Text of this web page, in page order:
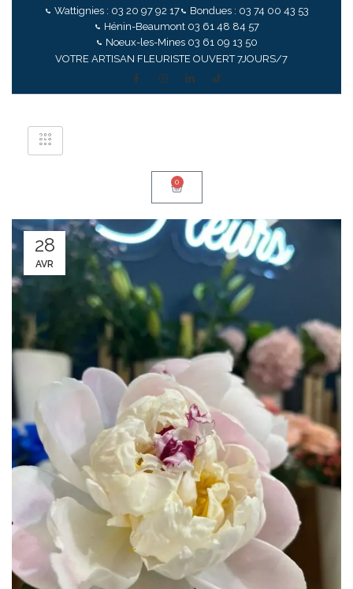
Wattignies : 03 20 97 92 17
Bondues : 03 74 00 43 53
Hénin-Beaumont 03 61 48 84 57
Noeux-les-Mines 03 61 09 13 50
VOTRE ARTISAN FLEURISTE OUVERT 7JOURS/7
0
28
AVR